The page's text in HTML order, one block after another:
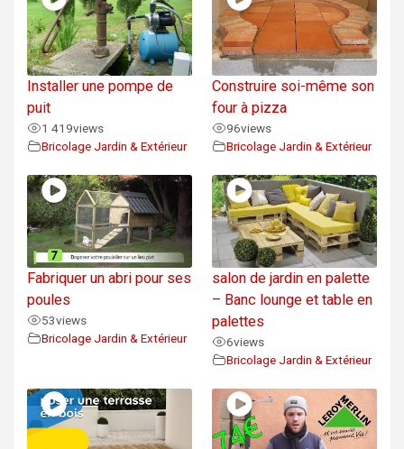
Installer une pompe de
puit
1 419views
Bricolage Jardin & Extérieur
Construire soi-même son
four à pizza
96views
Bricolage Jardin & Extérieur
Fabriquer un abri pour ses
poules
53views
Bricolage Jardin & Extérieur
salon de jardin en palette
– Banc lounge et table en
palettes
6views
Bricolage Jardin & Extérieur